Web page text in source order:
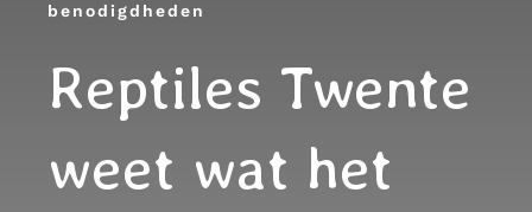
benodigdheden
Reptiles Twente
weet wat het